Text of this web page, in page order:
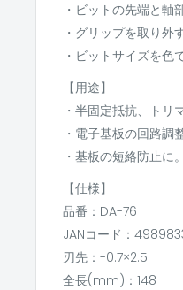
・ビットの先端と軸
・グリップを取り外
・ビットサイズを色
【用途】
・半固定抵抗、トリ
・電子基板の回路調
・基板の短絡防止に。
【仕様】
品番：DA-76
JANコード：
刃先：-0.7×2.5
全長(mm)：148